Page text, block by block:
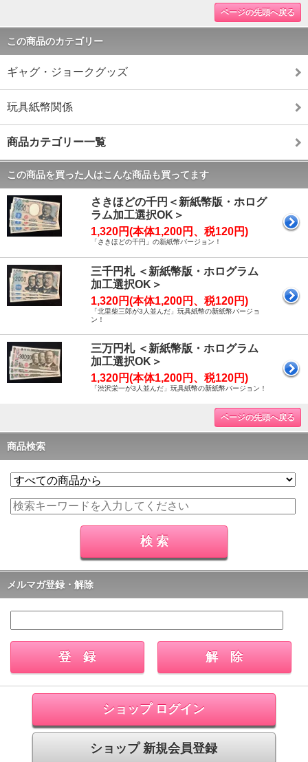
ページの先頭へ戻る
この商品のカテゴリー
ギャグ・ジョークグッズ
玩具紙幣関係
商品カテゴリー一覧
この商品を買った人はこんな商品も買ってます
さきほどの千円＜新紙幣版・ホログ
ラム加工選択OK＞
1,320円(本体1,200円、税120円)
「さきほどの千円」の新紙幣バージョン！
三千円札 ＜新紙幣版・ホログラム
加工選択OK＞
1,320円(本体1,200円、税120円)
「北里柴三郎が3人並んだ」玩具紙幣の新紙幣バージョ
ン！
三万円札 ＜新紙幣版・ホログラム
加工選択OK＞
1,320円(本体1,200円、税120円)
「渋沢栄一が3人並んだ」玩具紙幣の新紙幣バージョン！
ページの先頭へ戻る
商品検索
メルマガ登録・解除
ショップ ログイン
ショップ 新規会員登録